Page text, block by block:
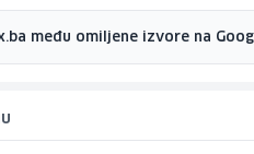
među omiljene izvore na